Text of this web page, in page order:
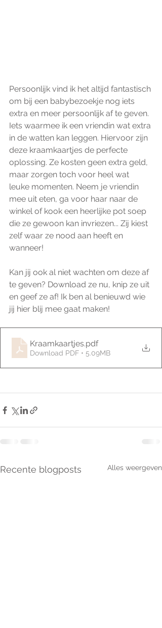
Persoonlijk vind ik het altijd fantastisch
om bij een babybezoekje nog iets
extra en meer persoonlijk af te geven.
Iets waarmee ik een vriendin wat extra
in de watten kan leggen. Hiervoor zijn
deze kraamkaartjes de perfecte
oplossing. Ze kosten geen extra geld,
maar zorgen toch voor heel wat
leuke momenten. Neem je vriendin
mee uit eten, ga voor haar naar de
winkel of kook een heerlijke pot soep
die ze gewoon kan invriezen... Zij kiest
zelf waar ze nood aan heeft en
wanneer!
Kan jij ook al niet wachten om deze af
te geven? Download ze nu, knip ze uit
en geef ze af! Ik ben al benieuwd wie
jij hier blij mee gaat maken!
Kraamkaartjes.pdf
Download PDF • 5.09MB
Recente blogposts Alles weergeven